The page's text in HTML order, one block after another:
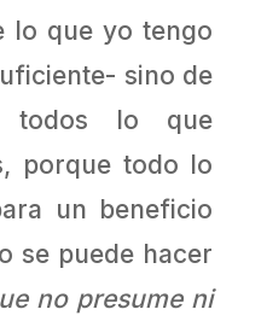
lo que yo tengo
sino de
todos lo que
porque todo lo
un beneficio
se puede hacer
no presume ni